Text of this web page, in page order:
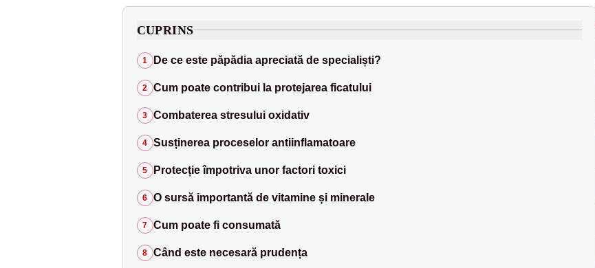
CUPRINS
1 De ce este păpădia apreciată de specialiști?
2 Cum poate contribui la protejarea ficatului
3 Combaterea stresului oxidativ
4 Susținerea proceselor antiinflamatoare
5 Protecție împotriva unor factori toxici
6 O sursă importantă de vitamine și minerale
7 Cum poate fi consumată
8 Când este necesară prudența